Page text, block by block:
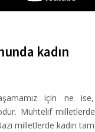
kadın
için ne
Muhtelif
milletlerde kadın